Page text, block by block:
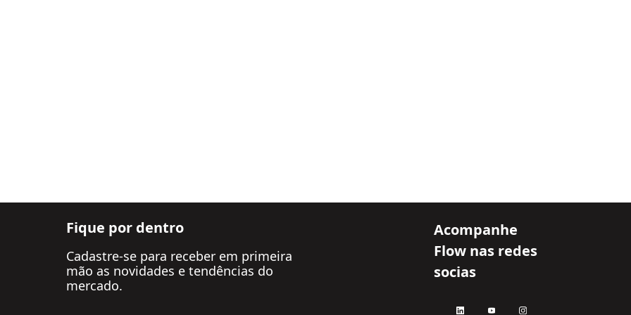
Fique por dentro
Cadastre-se para receber em primeira
mão as novidades e tendências do
mercado.
Acompanhe
Flow nas redes
socias